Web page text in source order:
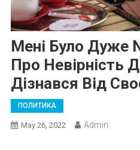
Мені Було Дуже
Про Невірність
Дізнався Від
ПОЛИТИКА
May 26, 2022 Admin